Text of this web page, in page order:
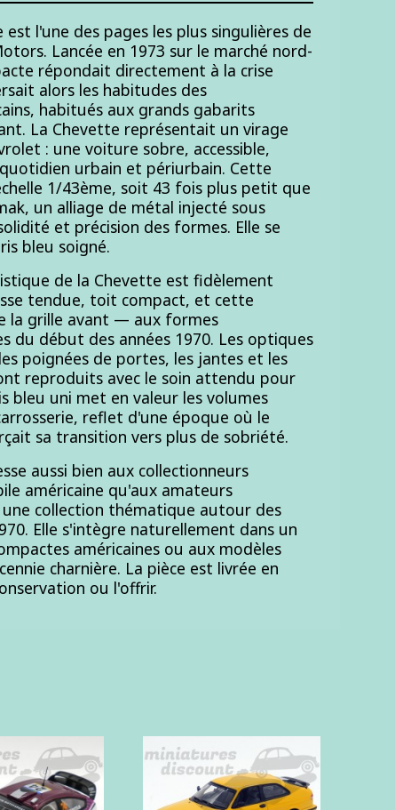
l'une des pages les plus singulières de
Lancée en 1973 sur le marché nord-
répondait directement à la crise
alors les habitudes des
habitués aux grands gabarits
La Chevette représentait un virage
: une voiture sobre, accessible,
urbain et périurbain. Cette
1/43ème, soit 43 fois plus petit que
un alliage de métal injecté sous
et précision des formes. Elle se
bleu soigné.
de la Chevette est fidèlement
tendue, toit compact, et cette
la grille avant — aux formes
du début des années 1970. Les optiques
poignées de portes, les jantes et les
reproduits avec le soin attendu pour
bleu uni met en valeur les volumes
reflet d'une époque où le
sa transition vers plus de sobriété.
aussi bien aux collectionneurs
américaine qu'aux amateurs
collection thématique autour des
Elle s'intègre naturellement dans un
américaines ou aux modèles
charnière. La pièce est livrée en
ou l'offrir.